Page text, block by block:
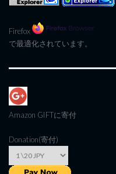
Firefox
で最適化されています。
Amazon GIFTに寄付
Donation(寄付)